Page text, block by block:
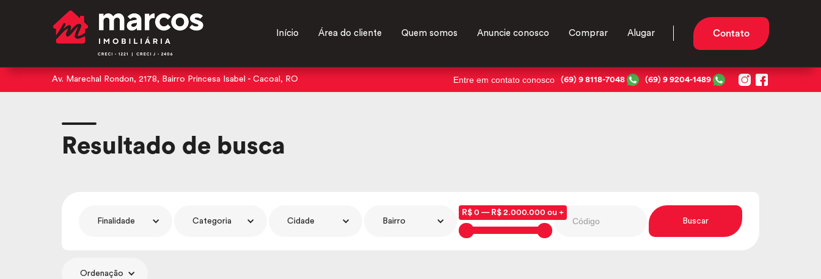
Início Área do cliente Quem somos Anuncie conosco Comprar Alugar Contato
Av. Marechal Rondon, 2178, Bairro Princesa Isabel - Cacoal, RO Entre em contato conosco (69) 9 8118-7048 (69) 9 9204-1489
Resultado de busca
Finalidade Categoria Cidade Bairro
R$ 0 — R$ 2.000.000 ou +
Ordenação